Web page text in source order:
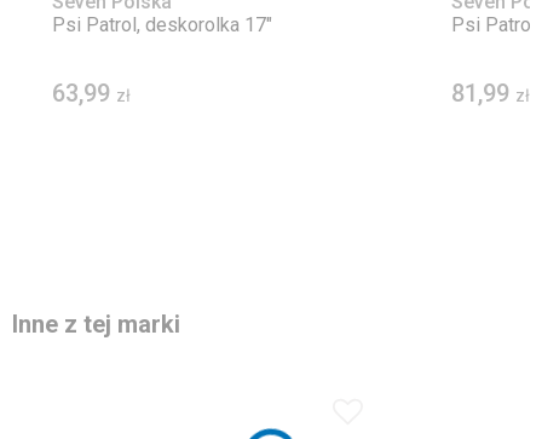
Psi Patrol, deskorolka 17"
63,99 zł
Psi
81,99 zł
Inne z tej marki